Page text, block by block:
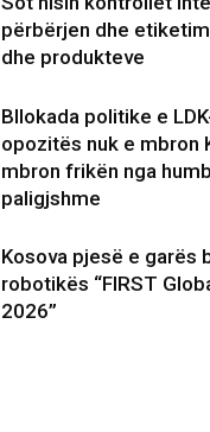
përbërjen dhe
dhe produkteve
Bllokada politike e
opozitës nuk e mbron
mbron frikën nga
paligjshme
Kosova pjesë e garës
robotikës “FIRST
2026”